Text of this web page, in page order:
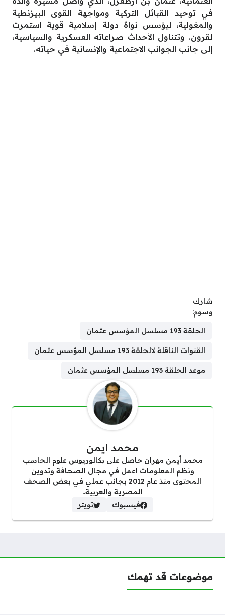
في توحيد القبائل التركية ومواجهة القوى البيزنطية
والمغولية، ليؤسس نواة دولة إسلامية قوية استمرت
لقرون. وتتناول الأحداث صراعاته العسكرية والسياسية،
إلى جانب الجوانب الاجتماعية والإنسانية في حياته.
شارك
وسوم:
الحلقة 193 مسلسل المؤسس عثمان
القنوات الناقلة لالحلقة 193 مسلسل المؤسس عثمان
موعد الحلقة 193 مسلسل المؤسس عثمان
محمد ايمن
محمد أيمن مهران حاصل على بكالوريوس علوم الحاسب
ونظم المعلومات اعمل في مجال الصحافة وتدوين
المحتوى منذ عام 2012 بجانب عملي في بعض الصحف
المصرية والعربية..
فيسبوك
تويتر
موضوعات قد تهمك